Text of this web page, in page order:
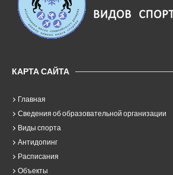
КАРТА САЙТА
Главная
Сведения об образовательной организации
Виды спорта
Антидопинг
Расписания
Объекты